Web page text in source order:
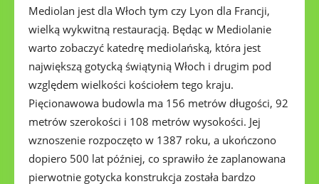
Mediolan jest dla Włoch tym czy Lyon dla Francji,
wielką wykwitną restauracją. Będąc w Mediolanie
warto zobaczyć katedrę mediolańską, która jest
największą gotycką świątynią Włoch i drugim pod
względem wielkości kościołem tego kraju.
Pięcionawowa budowla ma 156 metrów długości, 92
metrów szerokości i 108 metrów wysokości. Jej
wznoszenie rozpoczęto w 1387 roku, a ukończono
dopiero 500 lat później, co sprawiło że zaplanowana
pierwotnie gotycka konstrukcja została bardzo